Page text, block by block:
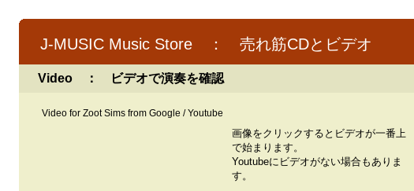
J-MUSIC Music Store ： 売れ筋CDとビデオ
Video ： ビデオで演奏を確認
Video for Zoot Sims from Google / Youtube
画像をクリックするとビデオが一番上
で始まります。
Youtubeにビデオがない場合もありま
す。